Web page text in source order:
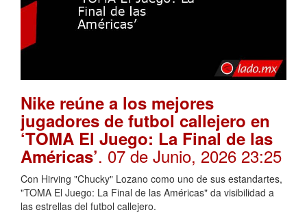
Nike reúne a los mejores
jugadores de futbol callejero en
‘TOMA El Juego: La Final de las
Américas’. 07 de Junio, 2026 23:25
Con Hirving "Chucky" Lozano como uno de sus estandartes,
"TOMA El Juego: La Final de las Américas" da visibilidad a
las estrellas del futbol callejero.